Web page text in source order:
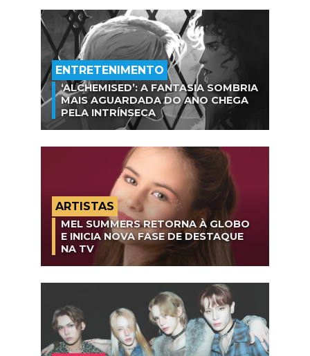
ENTRETENIMENTO
‘ALCHEMISED’: A FANTASIA SOMBRIA
MAIS AGUARDADA DO ANO CHEGA
PELA INTRÍNSECA
ARTISTAS
MEL SUMMERS RETORNA À GLOBO
E INICIA NOVA FASE DE DESTAQUE
NA TV